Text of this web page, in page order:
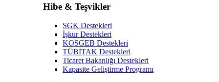
Hibe & Teşvikler
SGK Destekleri
İşkur Destekleri
KOSGEB Destekleri
TÜBİTAK Destekleri
Ticaret Bakanlığı Destekleri
Kapasite Geliştirme Programı